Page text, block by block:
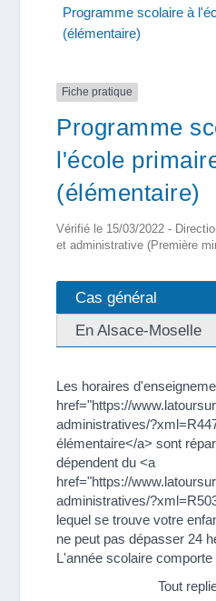
Programme scolaire à
(élémentaire)
Fiche pratique
Programme
l'école
(élémentaire)
Vérifié le 15/03/2022 -
et administrative (Première
Cas général
En Alsace-Moselle
Les horaires
href="https://
administratives/
élémentaire</a> sont
dépendent du <a
href="https://
administratives/
lequel se trouve votre
ne peut pas dépasser 24
L'année scolaire
Tout